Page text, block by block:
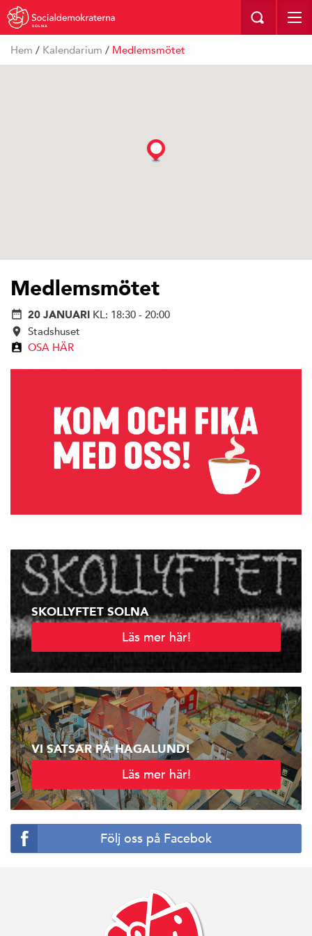
SOLNA
Hem / Kalendarium / Medlemsmötet
Medlemsmötet
20 JANUARI KL: 18:30 - 20:00
Stadshuset
OSA HÄR
SKOLLYFTET SOLNA
Läs mer här!
VI SATSAR PÅ HAGALUND!
Läs mer här!
Följ oss på Facebok